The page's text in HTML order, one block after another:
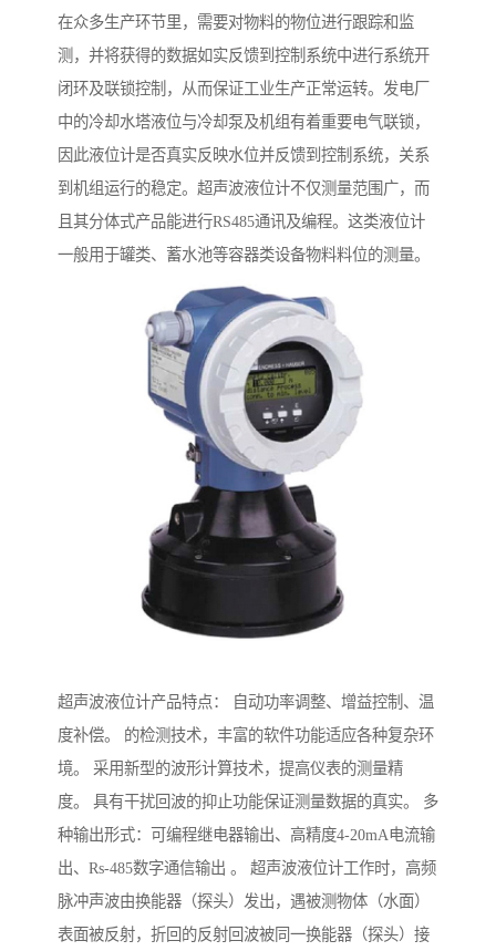
在众多生产环节里，需要对物料的物位进行跟踪和监
测，并将获得的数据如实反馈到控制系统中进行系统开
闭环及联锁控制，从而保证工业生产正常运转。发电厂
中的冷却水塔液位与冷却泵及机组有着重要电气联锁，
因此液位计是否真实反映水位并反馈到控制系统，关系
到机组运行的稳定。超声波液位计不仅测量范围广，而
且其分体式产品能进行RS485通讯及编程。这类液位计
一般用于罐类、蓄水池等容器类设备物料料位的测量。
超声波液位计产品特点： 自动功率调整、增益控制、温
度补偿。 的检测技术，丰富的软件功能适应各种复杂环
境。 采用新型的波形计算技术，提高仪表的测量精
度。 具有干扰回波的抑止功能保证测量数据的真实。 多
种输出形式：可编程继电器输出、高精度4-20mA电流输
出、Rs-485数字通信输出 。 超声波液位计工作时，高频
脉冲声波由换能器（探头）发出，遇被测物体（水面）
表面被反射，折回的反射回波被同一换能器（探头）接